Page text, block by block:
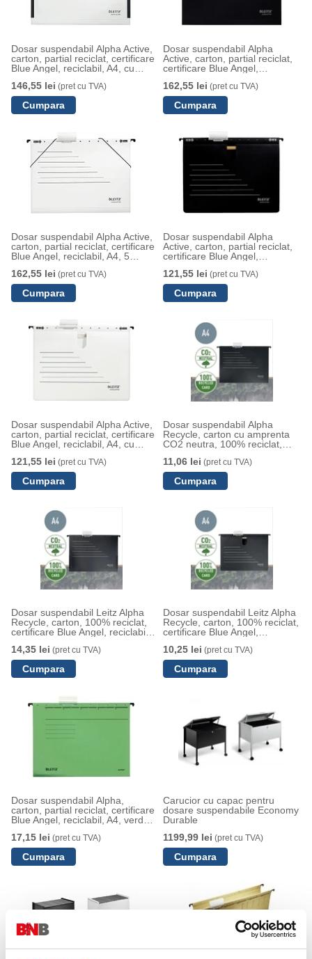
Dosar suspendabil Alpha Active,
carton, partial reciclat, certificare
Blue Angel, reciclabil, A4, cu
146,55 lei (pret cu TVA)
Dosar suspendabil Alpha
Active, carton, partial reciclat,
certificare Blue Angel,
Leitz
162,55 lei (pret cu TVA)
Dosar suspendabil Alpha Active,
carton, partial reciclat, certificare
Blue Angel, reciclabil, A4, 5
162,55 lei (pret cu TVA)
Dosar suspendabil Alpha
Active, carton, partial reciclat,
certificare Blue Angel,
buc/set, negru, Leitz
121,55 lei (pret cu TVA)
Dosar suspendabil Alpha Active,
carton, partial reciclat, certificare
Blue Angel, reciclabil, A4, cu
121,55 lei (pret cu TVA)
Dosar suspendabil Alpha
Recycle, carton cu amprenta
CO2 neutra, 100% reciclat,
reciclabil, A4, negru, Leitz
11,06 lei (pret cu TVA)
Dosar suspendabil Leitz Alpha
Recycle, carton, 100% reciclat,
certificare Blue Angel, reciclabil,
14,35 lei (pret cu TVA)
Dosar suspendabil Leitz Alpha
Recycle, carton, 100% reciclat,
certificare Blue Angel,
10,25 lei (pret cu TVA)
Dosar suspendabil Alpha,
carton, partial reciclat, certificare
Blue Angel, reciclabil, A4, verde,
17,15 lei (pret cu TVA)
Carucior cu capac pentru
dosare suspendabile Economy
Durable
1199,99 lei (pret cu TVA)